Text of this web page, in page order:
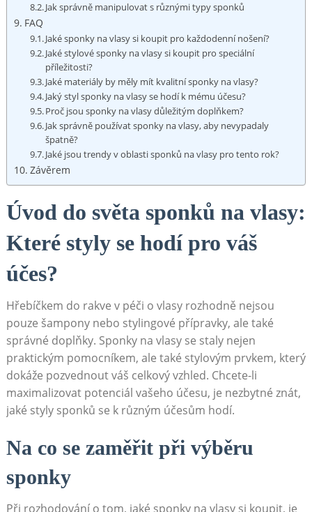
Jak správně manipulovat s různými typy⁣ sponků
FAQ
Jaké sponky na vlasy si koupit pro každodenní nošení?
Jaké stylové sponky na vlasy si koupit pro speciální
příležitosti?
Jaké materiály by měly mít kvalitní sponky na vlasy?
Jaký styl⁣ sponky na vlasy se hodí ⁢k mému účesu?
Proč jsou sponky na vlasy důležitým doplňkem?
Jak správně používat sponky na vlasy, aby nevypadaly
špatně?
Jaké jsou‍ trendy v oblasti sponků na ‍vlasy pro ⁢tento rok?
Závěrem
Úvod do světa sponků na vlasy:​
Které styly se hodí pro váš
účes?
Hřebíčkem do rakve​ v⁣ péči o vlasy rozhodně nejsou
⁣pouze šampony nebo stylingové přípravky, ale také
správné doplňky. Sponky na vlasy se staly nejen
praktickým pomocníkem, ale⁤ také stylovým prvkem,⁢ který
dokáže pozvednout váš celkový ⁣vzhled. Chcete-li
⁣maximalizovat potenciál vašeho účesu, je nezbytné znát,
jaké styly sponků se k různým účesům hodí.
Na co se zaměřit při výběru
sponky
Při rozhodování o tom, jaké sponky na vlasy si koupit, je